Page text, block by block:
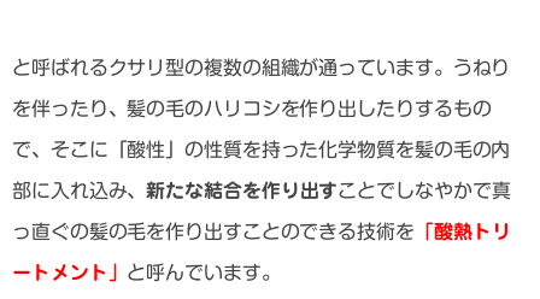
と呼ばれるクサリ型の複数の組織が通っています。うねり
を伴ったり、髪の毛のハリコシを作り出したりするもの
で、そこに「酸性」の性質を持った化学物質を髪の毛の内
部に入れ込み、新たな結合を作り出すことでしなやかで真
っ直ぐの髪の毛を作り出すことのできる技術を 「酸熱トリ
ートメント」 と呼んでいます。